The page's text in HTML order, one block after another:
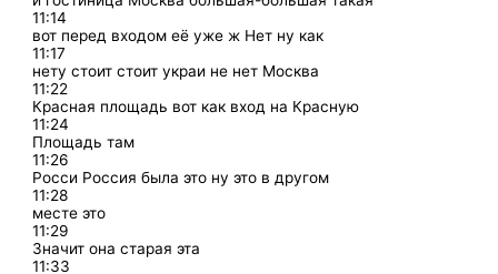
11:14
вот перед входом её уже ж Нет ну как
11:17
нету стоит стоит украи не нет Москва
11:22
Красная площадь вот как вход на Красную
11:24
Площадь там
11:26
Росси Россия была это ну это в другом
11:28
месте это
11:29
Значит она старая эта
11:33